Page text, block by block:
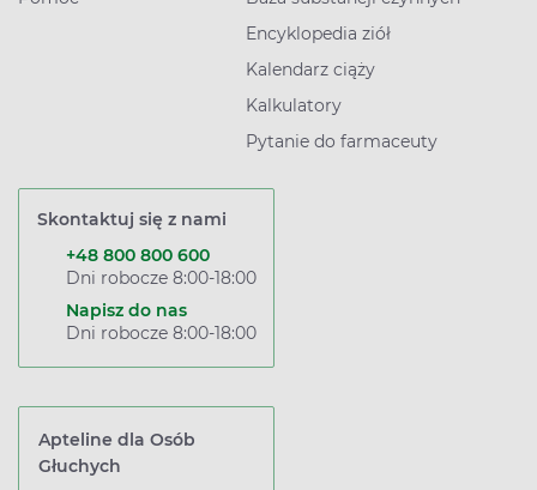
Encyklopedia ziół
Kalendarz ciąży
Kalkulatory
Pytanie do farmaceuty
Skontaktuj się z nami
+48 800 800 600
Dni robocze 8:00-18:00
Napisz do nas
Dni robocze 8:00-18:00
Apteline dla Osób
Głuchych